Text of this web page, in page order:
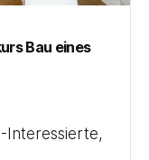
Bau eines
Interessierte,